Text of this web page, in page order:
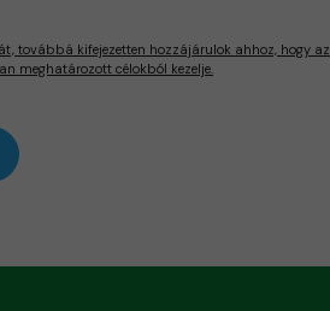
továbbá kifejezetten hozzájárulok ahhoz, hogy az
meghatározott célokból kezelje.